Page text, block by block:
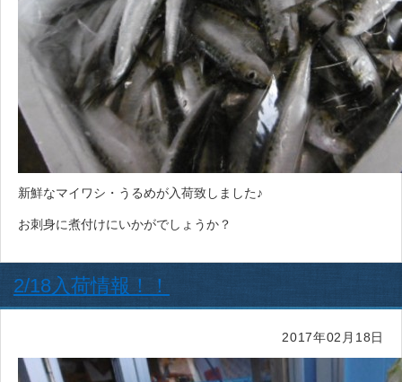
新鮮なマイワシ・うるめが入荷致しました♪
お刺身に煮付けにいかがでしょうか？
2/18入荷情報！！
2017年02月18日